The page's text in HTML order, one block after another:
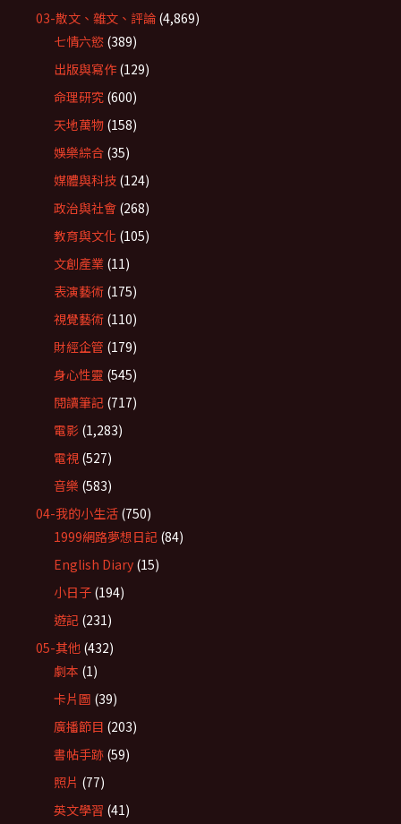
03-散文、雜文、評論 (4,869)
七情六慾 (389)
出版與寫作 (129)
命理研究 (600)
天地萬物 (158)
娛樂綜合 (35)
媒體與科技 (124)
政治與社會 (268)
教育與文化 (105)
文創產業 (11)
表演藝術 (175)
視覺藝術 (110)
財經企管 (179)
身心性靈 (545)
閱讀筆記 (717)
電影 (1,283)
電視 (527)
音樂 (583)
04-我的小生活 (750)
1999網路夢想日記 (84)
English Diary (15)
小日子 (194)
遊記 (231)
05-其他 (432)
劇本 (1)
卡片圖 (39)
廣播節目 (203)
書帖手跡 (59)
照片 (77)
英文學習 (41)